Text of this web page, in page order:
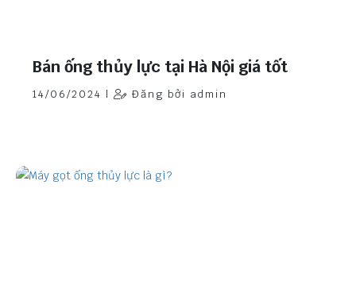
Bán ống thủy lực tại Hà Nội giá tốt
14/06/2024 | Đăng bởi admin